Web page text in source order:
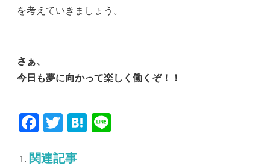
を考えていきましょう。
さぁ、
今日も夢に向かって楽しく働くぞ！！
Facebook
TwitterHatena
関連記事